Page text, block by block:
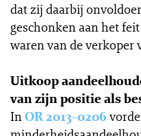
dat zij daarbij
geschonken aan het
waren van de verkoper
Uitkoop
van zijn positie als
InOR 2013-0206